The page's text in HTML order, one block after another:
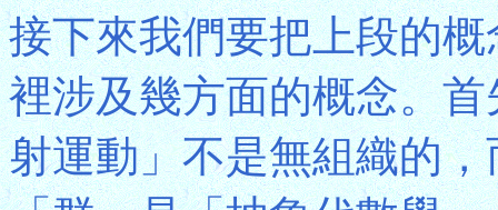
接下來我們要把上段的
裡涉及幾方面的概念。
射運動」不是無組織的